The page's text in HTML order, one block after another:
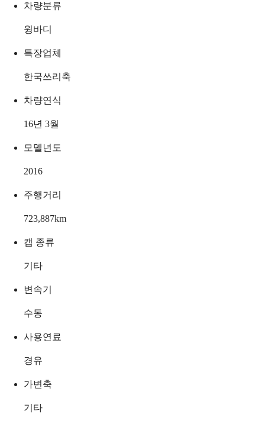
차량분류
윙바디
특장업체
한국쓰리축
차량연식
16년 3월
모델년도
2016
주행거리
723,887km
캡 종류
기타
변속기
수동
사용연료
경유
가변축
기타